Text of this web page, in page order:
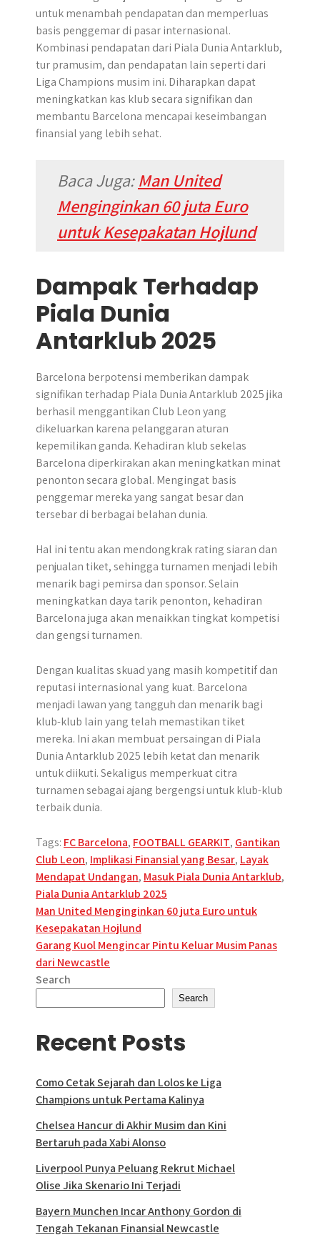
untuk menambah pendapatan dan memperluas
basis penggemar di pasar internasional.
Kombinasi pendapatan dari Piala Dunia Antarklub,
tur pramusim, dan pendapatan lain seperti dari
Liga Champions musim ini. Diharapkan dapat
meningkatkan kas klub secara signifikan dan
membantu Barcelona mencapai keseimbangan
finansial yang lebih sehat.
Baca Juga:Man United
Menginginkan 60 juta Euro
untuk Kesepakatan Hojlund
Dampak Terhadap
Piala Dunia
Antarklub 2025
Barcelona berpotensi memberikan dampak
signifikan terhadap Piala Dunia Antarklub 2025 jika
berhasil menggantikan Club Leon yang
dikeluarkan karena pelanggaran aturan
kepemilikan ganda. Kehadiran klub sekelas
Barcelona diperkirakan akan meningkatkan minat
penonton secara global. Mengingat basis
penggemar mereka yang sangat besar dan
tersebar di berbagai belahan dunia.
Hal ini tentu akan mendongkrak rating siaran dan
penjualan tiket, sehingga turnamen menjadi lebih
menarik bagi pemirsa dan sponsor. Selain
meningkatkan daya tarik penonton, kehadiran
Barcelona juga akan menaikkan tingkat kompetisi
dan gengsi turnamen.
Dengan kualitas skuad yang masih kompetitif dan
reputasi internasional yang kuat. Barcelona
menjadi lawan yang tangguh dan menarik bagi
klub-klub lain yang telah memastikan tiket
mereka. Ini akan membuat persaingan di Piala
Dunia Antarklub 2025 lebih ketat dan menarik
untuk diikuti. Sekaligus memperkuat citra
turnamen sebagai ajang bergengsi untuk klub-klub
terbaik dunia.
Tags: FC Barcelona, FOOTBALL GEARKIT, Gantikan
Club Leon, Implikasi Finansial yang Besar, Layak
Mendapat Undangan, Masuk Piala Dunia Antarklub,
Piala Dunia Antarklub 2025
Post
navigation
Man United Menginginkan 60 juta Euro untuk
Kesepakatan Hojlund
Garang Kuol Mengincar Pintu Keluar Musim Panas
dari Newcastle
Search
Search
Recent Posts
Como Cetak Sejarah dan Lolos ke Liga
Champions untuk Pertama Kalinya
Chelsea Hancur di Akhir Musim dan Kini
Bertaruh pada Xabi Alonso
Liverpool Punya Peluang Rekrut Michael
Olise Jika Skenario Ini Terjadi
Bayern Munchen Incar Anthony Gordon di
Tengah Tekanan Finansial Newcastle